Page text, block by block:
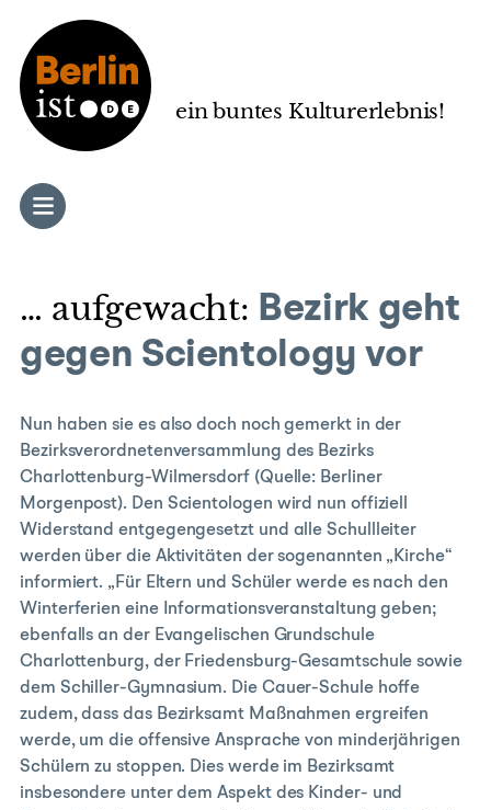
ein buntes Kulturerlebnis!
… aufgewacht: Bezirk geht
gegen Scientology vor
Nun haben sie es also doch noch gemerkt in der
Bezirksverordnetenversammlung des Bezirks
Charlottenburg-Wilmersdorf (Quelle: Berliner
Morgenpost). Den Scientologen wird nun offiziell
Widerstand entgegengesetzt und alle Schullleiter
werden über die Aktivitäten der sogenannten „Kirche“
informiert. „Für Eltern und Schüler werde es nach den
Winterferien eine Informationsveranstaltung geben;
ebenfalls an der Evangelischen Grundschule
Charlottenburg, der Friedensburg-Gesamtschule sowie
dem Schiller-Gymnasium. Die Cauer-Schule hoffe
zudem, dass das Bezirksamt Maßnahmen ergreifen
werde, um die offensive Ansprache von minderjährigen
Schülern zu stoppen. Dies werde im Bezirksamt
insbesondere unter dem Aspekt des Kinder- und